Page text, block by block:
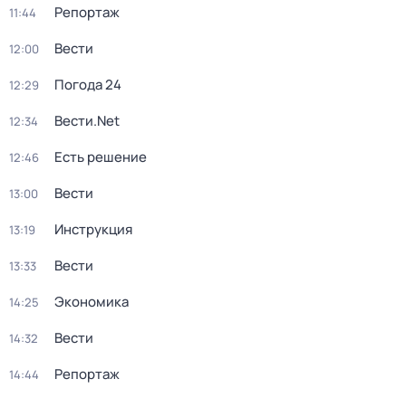
11:44 Репортаж
12:00 Вести
12:29 Погода 24
12:34 Вести.Net
12:46 Есть решение
13:00 Вести
13:19 Инструкция
13:33 Вести
14:25 Экономика
14:32 Вести
14:44 Репортаж